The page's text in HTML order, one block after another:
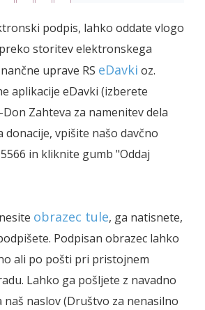
podpis, lahko oddate vlogo
storitev elektronskega
uprave RS eDavki oz.
aplikacije eDavki (izberete
Zahteva za namenitev dela
donacije, vpišite našo davčno
in kliknite gumb "Oddaj
obrazec tule, ga natisnete,
Podpisan obrazec lahko
ali po pošti pri pristojnem
Lahko ga pošljete z navadno
naslov (Društvo za nenasilno